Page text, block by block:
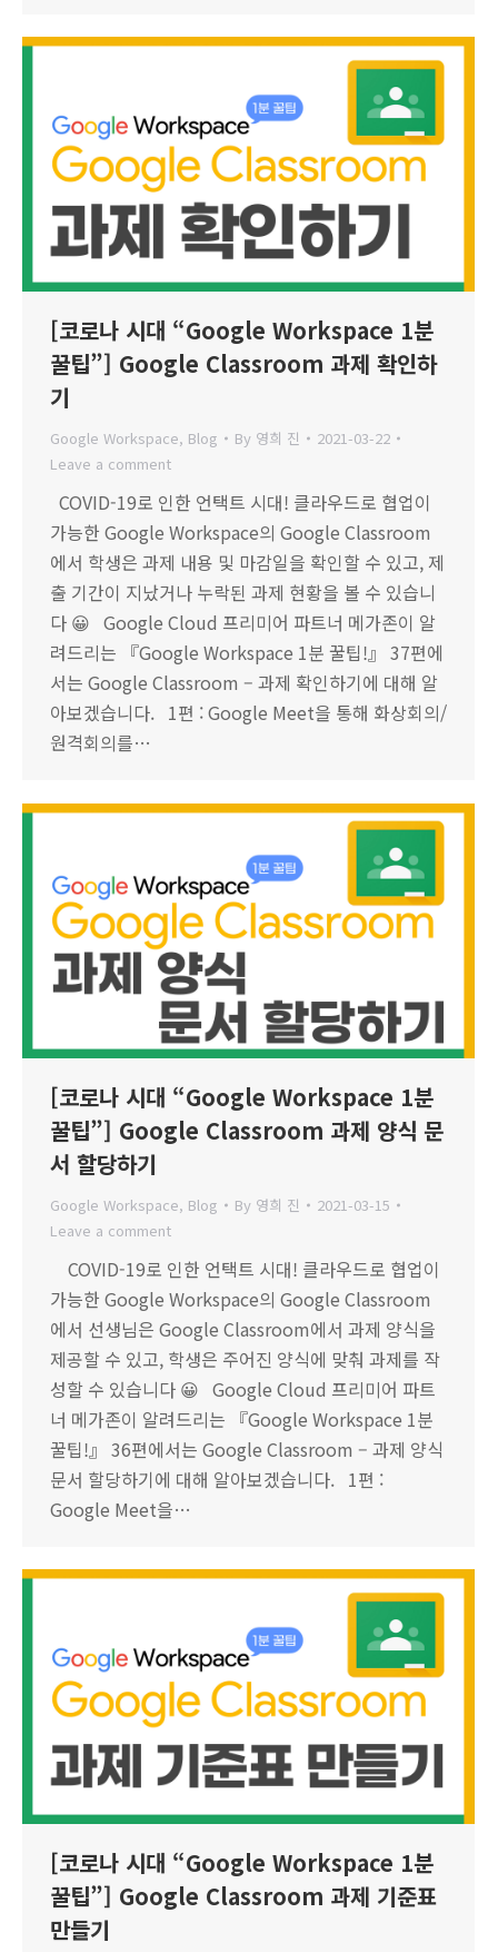
[코로나 시대 “Google Workspace 1분
꿀팁”] Google Classroom 과제 확인하
기
Google Workspace, Blog By 영희 진
2021-03-22
Leave a comment
COVID-19로 인한 언택트 시대! 클라우드로 협업이
가능한 Google Workspace의 Google Classroom
에서 학생은 과제 내용 및 마감일을 확인할 수 있고, 제
출 기간이 지났거나 누락된 과제 현황을 볼 수 있습니
다 😀 Google Cloud 프리미어 파트너 메가존이 알
려드리는 『Google Workspace 1분 꿀팁!』 37편에
서는 Google Classroom – 과제 확인하기에 대해 알
아보겠습니다. 1편 : Google Meet을 통해 화상회의/
원격회의를…
[코로나 시대 “Google Workspace 1분
꿀팁”] Google Classroom 과제 양식 문
서 할당하기
Google Workspace, Blog By 영희 진
2021-03-15
Leave a comment
COVID-19로 인한 언택트 시대! 클라우드로 협업이
가능한 Google Workspace의 Google Classroom
에서 선생님은 Google Classroom에서 과제 양식을
제공할 수 있고, 학생은 주어진 양식에 맞춰 과제를 작
성할 수 있습니다 😀 Google Cloud 프리미어 파트
너 메가존이 알려드리는 『Google Workspace 1분
꿀팁!』 36편에서는 Google Classroom – 과제 양식
문서 할당하기에 대해 알아보겠습니다. 1편 :
Google Meet을…
[코로나 시대 “Google Workspace 1분
꿀팁”] Google Classroom 과제 기준표
만들기